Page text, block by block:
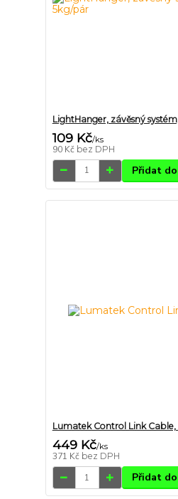
LightHanger, závěsný
109 Kč/ks
90 Kč bez DPH
Přidat
Lumatek Control Link Cable,
449 Kč/ks
371 Kč bez DPH
Přidat